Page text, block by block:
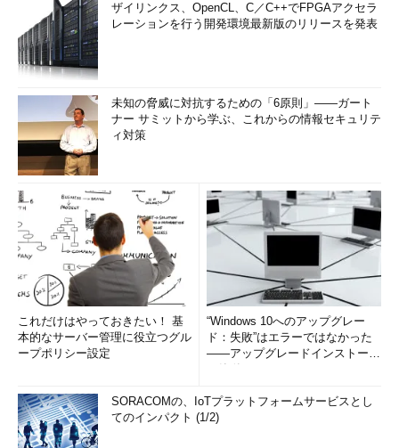
ザイリンクス、OpenCL、C／C++でFPGAアクセラ
レーションを行う開発環境最新版のリリースを発表
未知の脅威に対抗するための「6原則」――ガート
ナー サミットから学ぶ、これからの情報セキュリテ
ィ対策
これだけはやっておきたい！ 基
本的なサーバー管理に役立つグル
ープポリシー設定
“Windows 10へのアップグレー
ド：失敗”はエラーではなかった
――アップグレードインストール
SORACOMの、IoTプラットフォームサービスとし
てのインパクト (1/2)